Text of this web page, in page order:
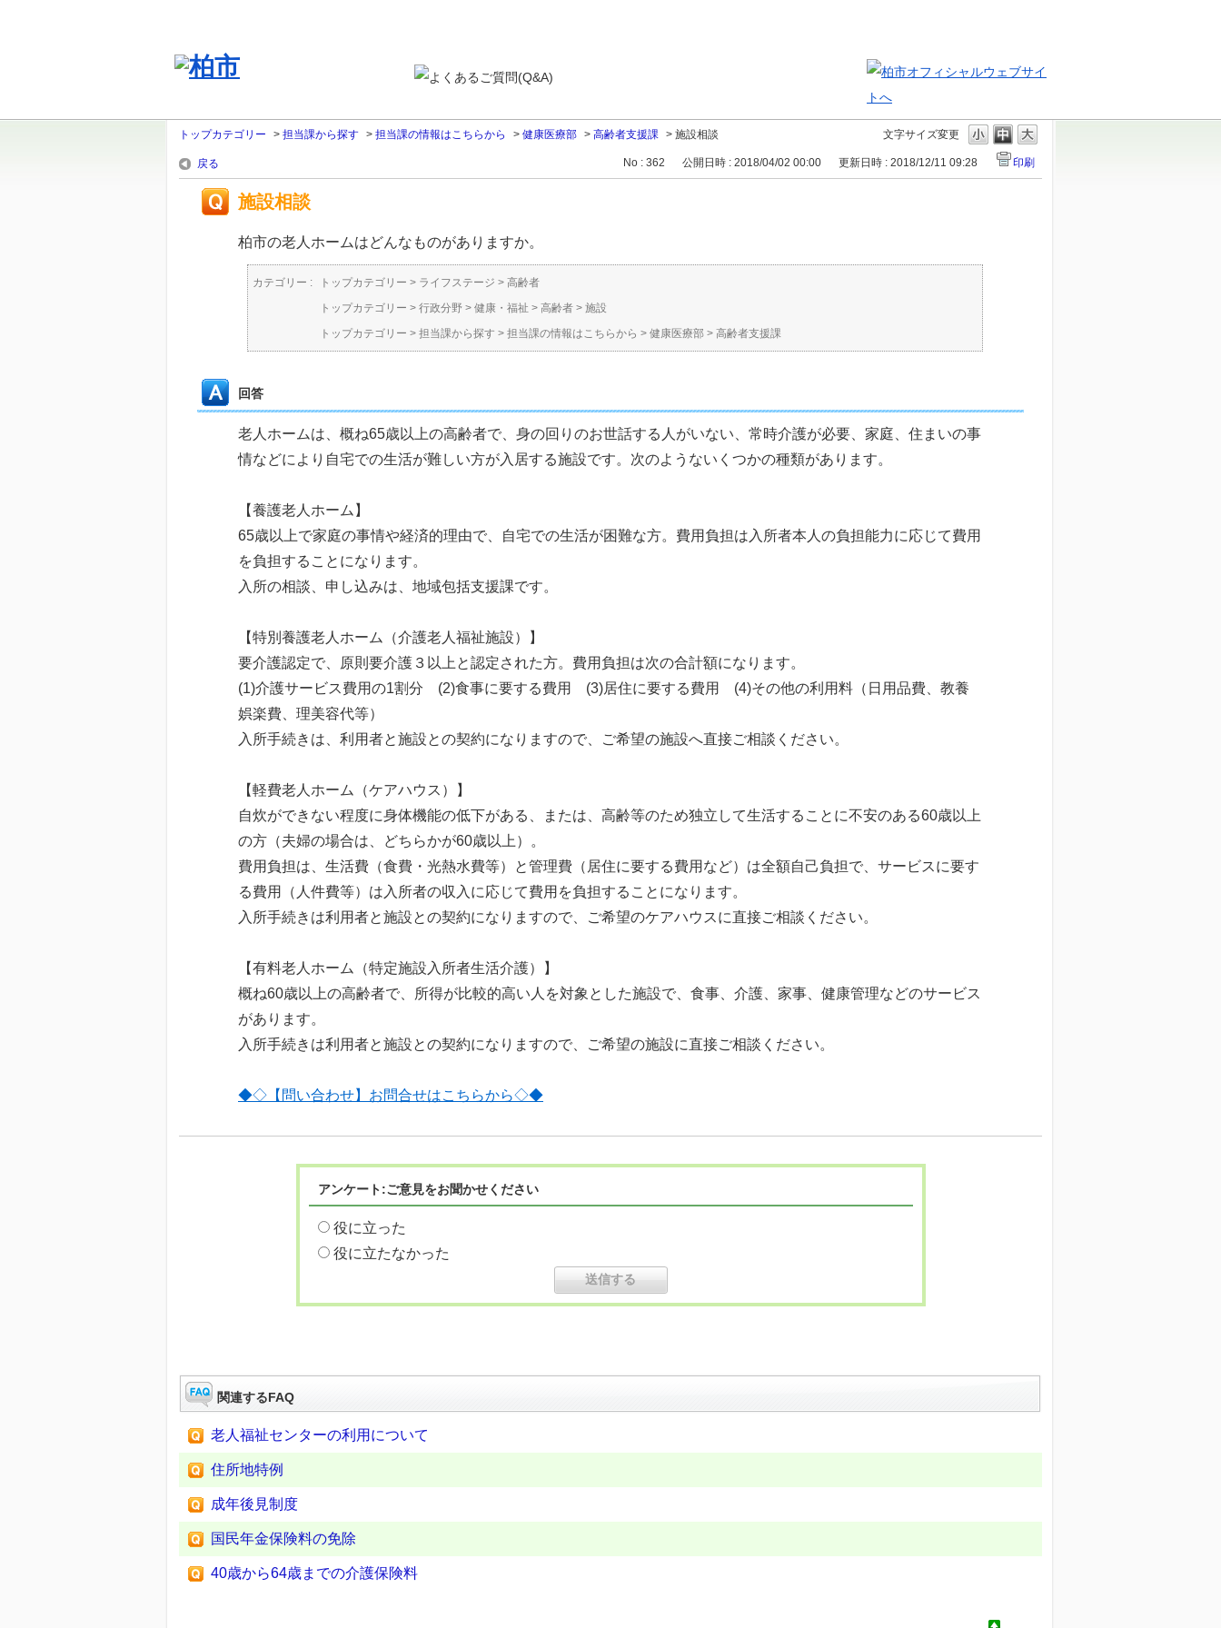
文字サイズ変更
トップカテゴリー > 担当課から探す > 担当課の情報はこちらから > 健康医療部 > 高齢者支援課 > 施設相談
戻る No : 362 公開日時 : 2018/04/02 00:00 更新日時 : 2018/12/11 09:28 印刷
施設相談
柏市の老人ホームはどんなものがありますか。
カテゴリー : トップカテゴリー > ライフステージ > 高齢者
トップカテゴリー > 行政分野 > 健康・福祉 > 高齢者 > 施設
トップカテゴリー > 担当課から探す > 担当課の情報はこちらから > 健康医療部 > 高齢者支援課
回答
老人ホームは、概ね65歳以上の高齢者で、身の回りのお世話する人がいない、常時介護が必要、家庭、住まいの事
情などにより自宅での生活が難しい方が入居する施設です。次のようないくつかの種類があります。
【養護老人ホーム】
65歳以上で家庭の事情や経済的理由で、自宅での生活が困難な方。費用負担は入所者本人の負担能力に応じて費用
を負担することになります。
入所の相談、申し込みは、地域包括支援課です。
【特別養護老人ホーム（介護老人福祉施設）】
要介護認定で、原則要介護３以上と認定された方。費用負担は次の合計額になります。
(1)介護サービス費用の1割分 (2)食事に要する費用 (3)居住に要する費用 (4)その他の利用料（日用品費、教養
娯楽費、理美容代等）
入所手続きは、利用者と施設との契約になりますので、ご希望の施設へ直接ご相談ください。
【軽費老人ホーム（ケアハウス）】
自炊ができない程度に身体機能の低下がある、または、高齢等のため独立して生活することに不安のある60歳以上
の方（夫婦の場合は、どちらかが60歳以上）。
費用負担は、生活費（食費・光熱水費等）と管理費（居住に要する費用など）は全額自己負担で、サービスに要す
る費用（人件費等）は入所者の収入に応じて費用を負担することになります。
入所手続きは利用者と施設との契約になりますので、ご希望のケアハウスに直接ご相談ください。
【有料老人ホーム（特定施設入所者生活介護）】
概ね60歳以上の高齢者で、所得が比較的高い人を対象とした施設で、食事、介護、家事、健康管理などのサービス
があります。
入所手続きは利用者と施設との契約になりますので、ご希望の施設に直接ご相談ください。
◆◇【問い合わせ】お問合せはこちらから◇◆
アンケート:ご意見をお聞かせください
役に立った
役に立たなかった
関連するFAQ
老人福祉センターの利用について
住所地特例
成年後見制度
国民年金保険料の免除
40歳から64歳までの介護保険料